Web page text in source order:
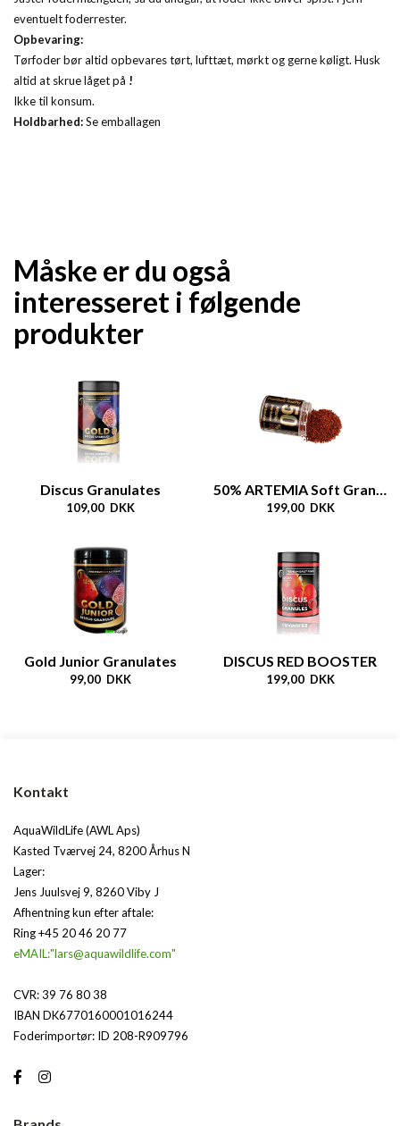
eventuelt foderrester.
Opbevaring:
Tørfoder bør altid opbevares tørt, lufttæt, mørkt og gerne køligt. Husk
altid at skrue låget på !
Ikke til konsum.
Holdbarhed:Se emballagen
Måske er du også
interesseret i følgende
produkter
Discus Granulates
109,00 DKK
50% ARTEMIA Soft Granulate XL
199,00 DKK
Gold Junior Granulates
99,00 DKK
DISCUS RED BOOSTER
199,00 DKK
Kontakt
AquaWildLife (AWL Aps)
Kasted Tværvej 24, 8200 Århus N
Lager:
Jens Juulsvej 9, 8260 Viby J
Afhentning kun efter aftale:
Ring +45 20 46 20 77
eMAIL:"lars@aquawildlife.com"
CVR: 39 76 80 38
IBAN DK6770160001016244
Foderimportør: ID 208-R909796